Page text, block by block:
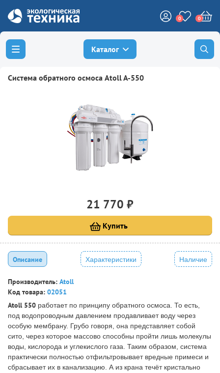
0 0
Каталог
Система обратного осмоса Atoll A-550
21 770 ₽
Купить
Описание Характеристики Наличие
Производитель: Atoll
Код товара: 02051
Atoll 550 работает по принципу обратного осмоса. То есть,
под водопроводным давлением продавливает воду через
особую мембрану. Грубо говоря, она представляет собой
сито, через которое массово способны пройти лишь молекулы
воды, кислорода и углекислого газа. Таким образом, система
практически полностью отфильтровывает вредные примеси и
сбрасывает их в канализацию. А из крана течёт кристально